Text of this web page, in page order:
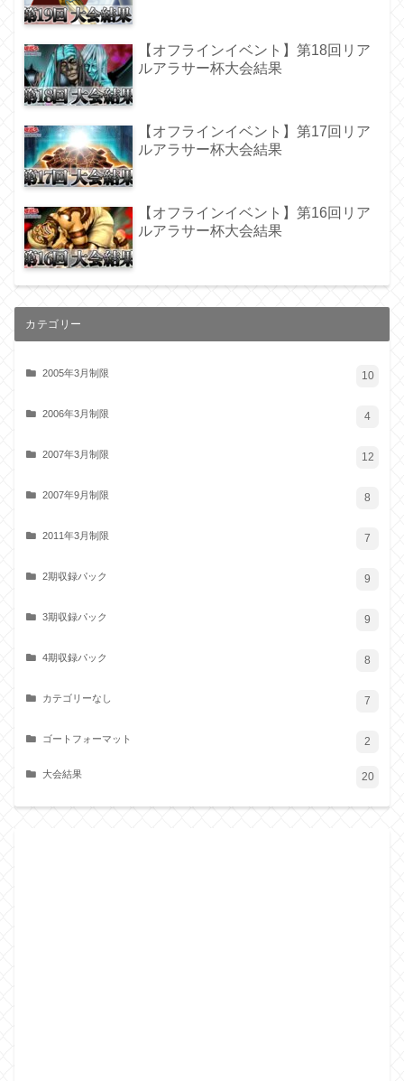
【オフラインイベント】第18回リア
ルアラサー杯大会結果
【オフラインイベント】第17回リア
ルアラサー杯大会結果
【オフラインイベント】第16回リア
ルアラサー杯大会結果
カテゴリー
2005年3月制限 10
2006年3月制限 4
2007年3月制限 12
2007年9月制限 8
2011年3月制限 7
2期収録パック 9
3期収録パック 9
4期収録パック 8
カテゴリーなし 7
ゴートフォーマット 2
大会結果 20